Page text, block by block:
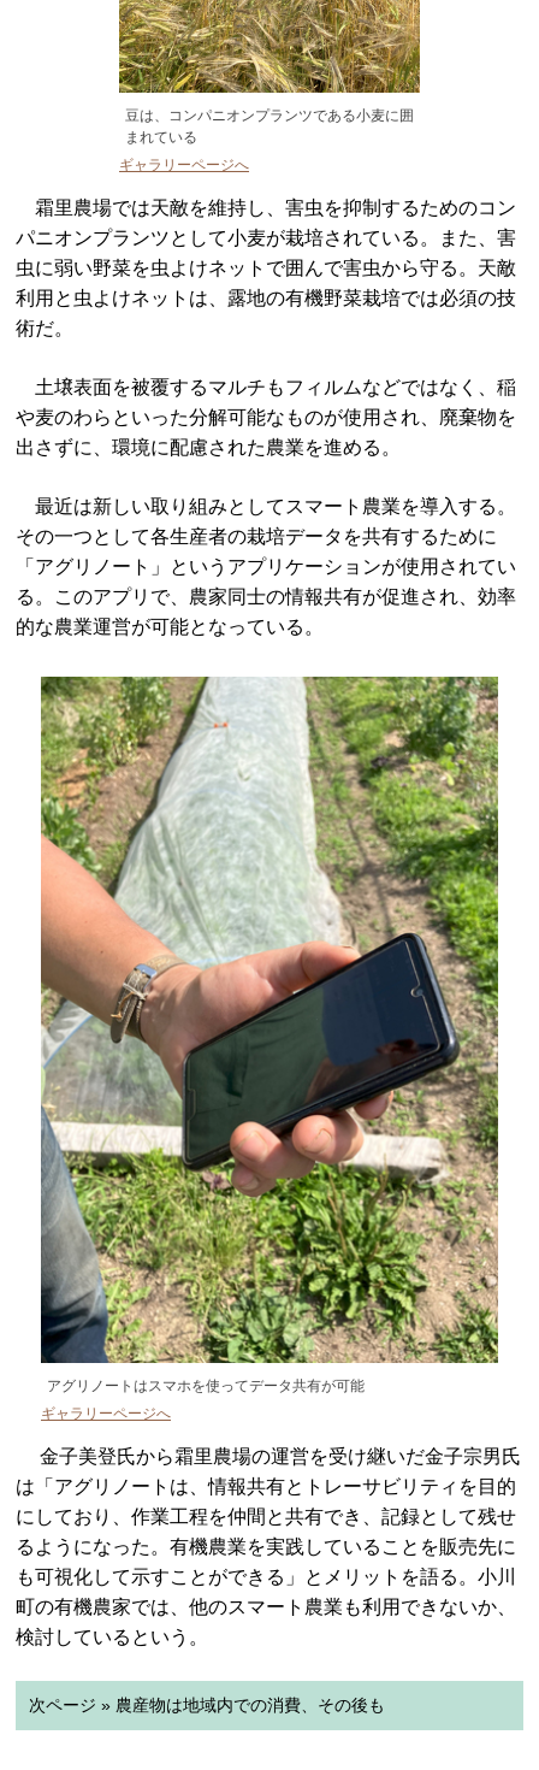
豆は、コンパニオンプランツである小麦に囲
まれている
ギャラリーページへ
霜里農場では天敵を維持し、害虫を抑制するためのコン
パニオンプランツとして小麦が栽培されている。また、害
虫に弱い野菜を虫よけネットで囲んで害虫から守る。天敵
利用と虫よけネットは、露地の有機野菜栽培では必須の技
術だ。
土壌表面を被覆するマルチもフィルムなどではなく、稲
や麦のわらといった分解可能なものが使用され、廃棄物を
出さずに、環境に配慮された農業を進める。
最近は新しい取り組みとしてスマート農業を導入する。
その一つとして各生産者の栽培データを共有するために
「アグリノート」というアプリケーションが使用されてい
る。このアプリで、農家同士の情報共有が促進され、効率
的な農業運営が可能となっている。
アグリノートはスマホを使ってデータ共有が可能
ギャラリーページへ
金子美登氏から霜里農場の運営を受け継いだ金子宗男氏
は「アグリノートは、情報共有とトレーサビリティを目的
にしており、作業工程を仲間と共有でき、記録として残せ
るようになった。有機農業を実践していることを販売先に
も可視化して示すことができる」とメリットを語る。小川
町の有機農家では、他のスマート農業も利用できないか、
検討しているという。
次ページ » 農産物は地域内での消費、その後も